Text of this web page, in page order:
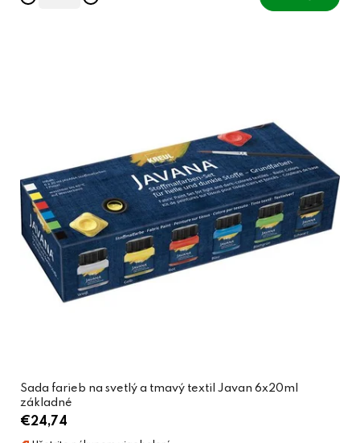
Sada farieb na svetlý a tmavý textil Javan 6x20ml
základné
€24,74